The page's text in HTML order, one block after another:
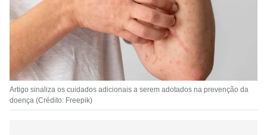
Artigo sinaliza os cuidados adicionais a serem adotados na prevenção da
doença (Crédito: Freepik)